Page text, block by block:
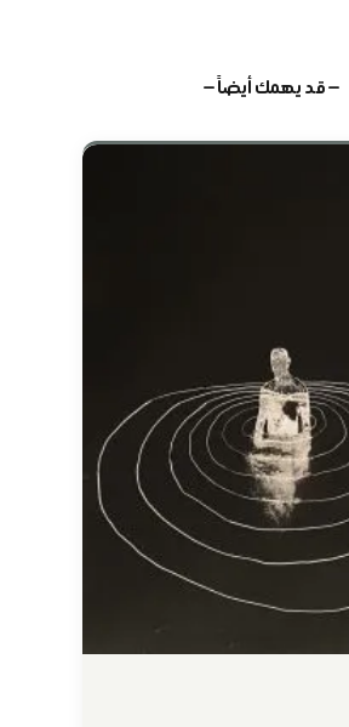
— قد يهمك أيضاً —